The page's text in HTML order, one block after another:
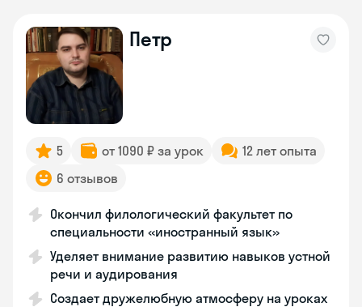
Петр
5 от 1090 ₽ за урок
12 лет опыта
6 отзывов
Окончил филологический факультет по
специальности «иностранный язык»
Уделяет внимание развитию навыков устной
речи и аудирования
Создает дружелюбную атмосферу на уроках